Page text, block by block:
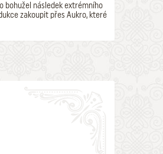
bohužel následek extrémního
zakoupit přes Aukro, které